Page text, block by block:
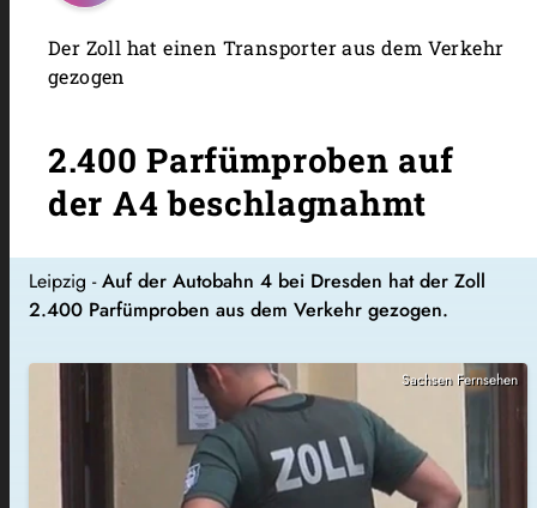
Der Zoll hat einen Transporter aus dem Verkehr
gezogen
2.400 Parfümproben auf
der A4 beschlagnahmt
Leipzig -Auf der Autobahn 4 bei Dresden hat der Zoll
2.400 Parfümproben aus dem Verkehr gezogen.
Sachsen Fernsehen